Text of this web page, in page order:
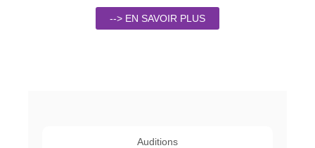
--> EN SAVOIR PLUS
Auditions